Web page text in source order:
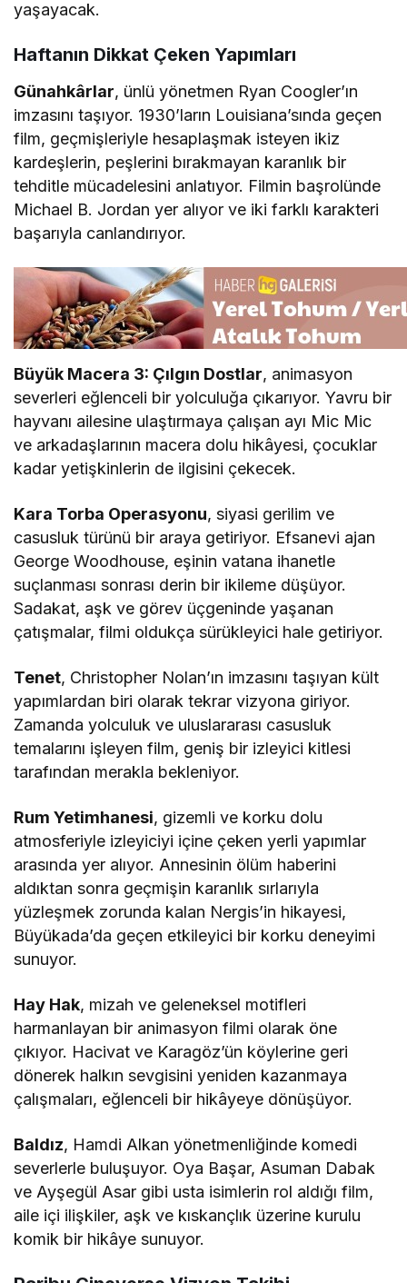
yaşayacak.
Haftanın Dikkat Çeken Yapımları
Günahkârlar, ünlü yönetmen Ryan Coogler’ın
imzasını taşıyor. 1930’ların Louisiana’sında geçen
film, geçmişleriyle hesaplaşmak isteyen ikiz
kardeşlerin, peşlerini bırakmayan karanlık bir
tehditle mücadelesini anlatıyor. Filmin başrolünde
Michael B. Jordan yer alıyor ve iki farklı karakteri
başarıyla canlandırıyor.
Büyük Macera 3: Çılgın Dostlar, animasyon
severleri eğlenceli bir yolculuğa çıkarıyor. Yavru bir
hayvanı ailesine ulaştırmaya çalışan ayı Mic Mic
ve arkadaşlarının macera dolu hikâyesi, çocuklar
kadar yetişkinlerin de ilgisini çekecek.
Kara Torba Operasyonu, siyasi gerilim ve
casusluk türünü bir araya getiriyor. Efsanevi ajan
George Woodhouse, eşinin vatana ihanetle
suçlanması sonrası derin bir ikileme düşüyor.
Sadakat, aşk ve görev üçgeninde yaşanan
çatışmalar, filmi oldukça sürükleyici hale getiriyor.
Tenet, Christopher Nolan’ın imzasını taşıyan kült
yapımlardan biri olarak tekrar vizyona giriyor.
Zamanda yolculuk ve uluslararası casusluk
temalarını işleyen film, geniş bir izleyici kitlesi
tarafından merakla bekleniyor.
Rum Yetimhanesi, gizemli ve korku dolu
atmosferiyle izleyiciyi içine çeken yerli yapımlar
arasında yer alıyor. Annesinin ölüm haberini
aldıktan sonra geçmişin karanlık sırlarıyla
yüzleşmek zorunda kalan Nergis’in hikayesi,
Büyükada’da geçen etkileyici bir korku deneyimi
sunuyor.
Hay Hak, mizah ve geleneksel motifleri
harmanlayan bir animasyon filmi olarak öne
çıkıyor. Hacivat ve Karagöz’ün köylerine geri
dönerek halkın sevgisini yeniden kazanmaya
çalışmaları, eğlenceli bir hikâyeye dönüşüyor.
Baldız, Hamdi Alkan yönetmenliğinde komedi
severlerle buluşuyor. Oya Başar, Asuman Dabak
ve Ayşegül Asar gibi usta isimlerin rol aldığı film,
aile içi ilişkiler, aşk ve kıskançlık üzerine kurulu
komik bir hikâye sunuyor.